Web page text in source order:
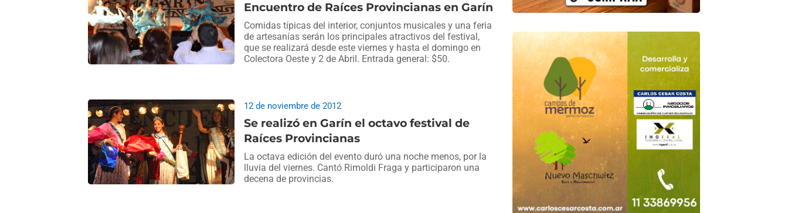
Encuentro de Raíces Provincianas en Garín
Comidas típicas del interior, conjuntos musicales y una feria
de artesanías serán los principales atractivos del festival,
que se realizará desde este viernes y hasta el domingo en
Colectora Oeste y 2 de Abril. Entrada general: $50.
Se realizó en Garín el octavo festival de
Raíces Provincianas
12 de noviembre de 2012
La octava edición del evento duró una noche menos, por la
lluvia del viernes. Cantó Rimoldi Fraga y participaron una
decena de provincias.